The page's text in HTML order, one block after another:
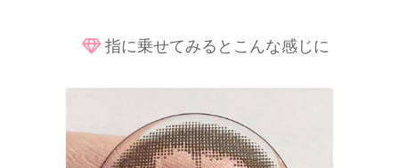
指に乗せてみるとこんな感じに